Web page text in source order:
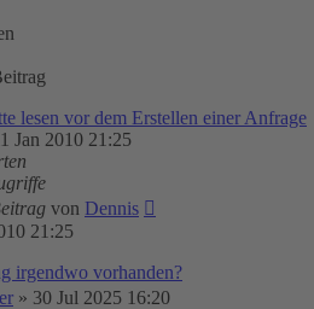
lesen vor dem Erstellen einer Anfrage
Jan 2010 21:25
von Dennis
21:25
irgendwo vorhanden?
» 30 Jul 2025 16:20